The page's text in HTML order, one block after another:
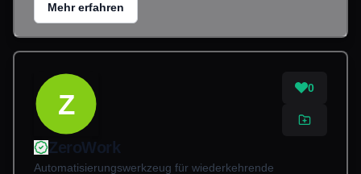
Mehr erfahren
Z
0
ZeroWork
Automatisierungswerkzeug für wiederkehrende